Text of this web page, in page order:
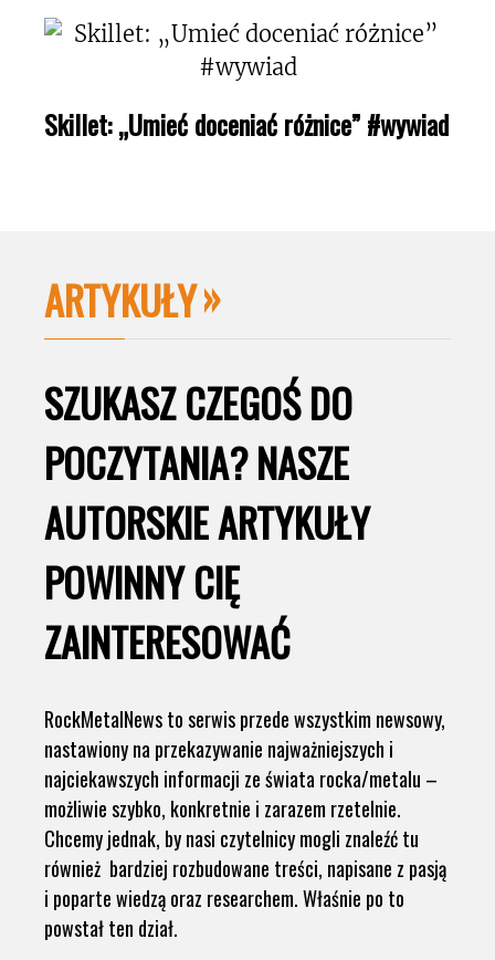
Skillet: „Umieć doceniać różnice” #wywiad
ARTYKUŁY
SZUKASZ CZEGOŚ DO
POCZYTANIA? NASZE
AUTORSKIE ARTYKUŁY
POWINNY CIĘ
ZAINTERESOWAĆ
RockMetalNews to serwis przede wszystkim newsowy,
nastawiony na przekazywanie najważniejszych i
najciekawszych informacji ze świata rocka/metalu –
możliwie szybko, konkretnie i zarazem rzetelnie.
Chcemy jednak, by nasi czytelnicy mogli znaleźć tu
również bardziej rozbudowane treści, napisane z pasją
i poparte wiedzą oraz researchem. Właśnie po to
powstał ten dział.